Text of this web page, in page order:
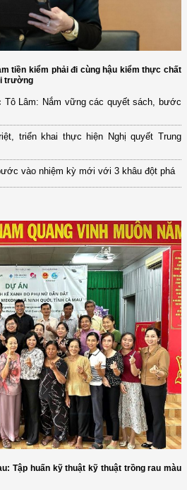
tiền kiểm phải đi cùng hậu kiểm thực chất
trường
Lâm: Nắm vững các quyết sách, bước
triển khai thực hiện Nghị quyết Trung
vào nhiệm kỳ mới với 3 khâu đột phá
Tập huấn kỹ thuật kỹ thuật trồng rau màu